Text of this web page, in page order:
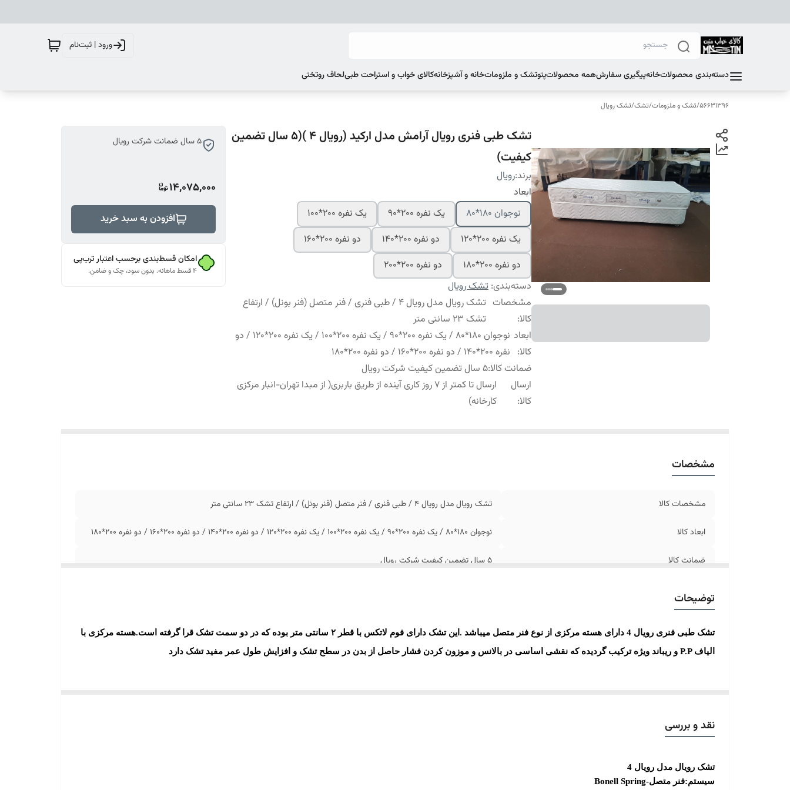
ورود | ثبت‌نام
دسته‌بندی محصولاتخانهپیگیری سفارشهمه محصولاتپتوتشک و ملزوماتخانه و آشپزخانهکالای خواب و استراحت طبیلحاف روتختی
56631396
/تشک و ملزومات/تشک/تشک رویال
تشک طبی فنری رویال آرامش مدل ارکید (رویال 4 )(5 سال تضمین
کیفیت)
برند:رویال
ابعاد
نوجوان 180*80
یک نفره 200*90
یک نفره 200*100
یک نفره 200*120
دو نفره 200*140
دو نفره 200*160
دو نفره 200*180
دو نفره 200*200
دسته‌بندی: تشک رویال
مشخصات
کالا:
تشک رویال مدل رویال 4 / طبی فنری / فنر متصل (فنر بونل) / ارتفاع
تشک 23 سانتی متر
ابعاد
کالا:
نوجوان 180*80 / یک نفره 200*90 / یک نفره 200*100 / یک نفره 200*120 / دو
نفره 200*140 / دو نفره 200*160 / دو نفره 200*180
ضمانت کالا:5 سال تضمین کیفیت شرکت رویال
ارسال
کالا:
ارسال تا کمتر از 7 روز کاری آینده از طریق باربری( از مبدا تهران-انبار مرکزی
کارخانه)
5 سال ضمانت شرکت رویال
14,075,000
افزودن به سبد خرید
امکان قسط‌بندی برحسب اعتبار ترب‌پی
۴ قسط ماهانه. بدون سود، چک و ضامن.
مشخصات
مشخصات کالا تشک رویال مدل رویال 4 / طبی فنری / فنر متصل (فنر بونل) / ارتفاع تشک 23 سانتی متر
ابعاد کالا نوجوان 180*80 / یک نفره 200*90 / یک نفره 200*100 / یک نفره 200*120 / دو نفره 200*140 / دو نفره 200*160 / دو نفره 200*180
ضمانت کالا 5 سال تضمین کیفیت شرکت رویال
توضیحات
تشک طبی فنری رویال 4 دارای هسته مرکزی از نوع فنر متصل میباشد .این تشک دارای فوم لاتکس با قطر ۲ سانتی متر بوده که در دو سمت تشک قرا گرفته است.هسته مرکزی با
الیاف P.P و ریباند ویژه ترکیب گردیده که نقشی اساسی در بالانس و موزون کردن فشار حاصل از بدن در سطح تشک و افزایش طول عمر مفید تشک دارد
نقد و بررسی
تشک رویال مدل رویال 4
سیستم:فنر متصل-Bonell Spring